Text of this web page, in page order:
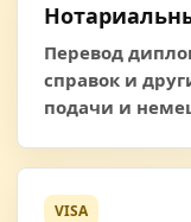
Перевод
справок и
подачи и
VISA